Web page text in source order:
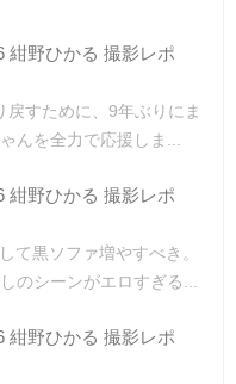
紺野ひかる 撮影レポ
すために、9年ぶりにま
んを全力で応援しま...
紺野ひかる 撮影レポ
て黒ソファ増やすべき。
のシーンがエロすぎる...
紺野ひかる 撮影レポ